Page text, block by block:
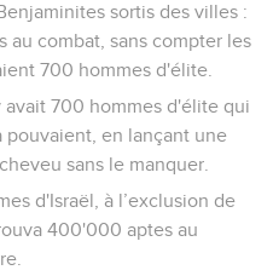
sortis des villes :
au combat, sans compter les
700 hommes d'élite.
700 hommes d'élite qui
pouvaient, en lançant une
sans le manquer.
d'Israël, à l’exclusion de
400'000 aptes au